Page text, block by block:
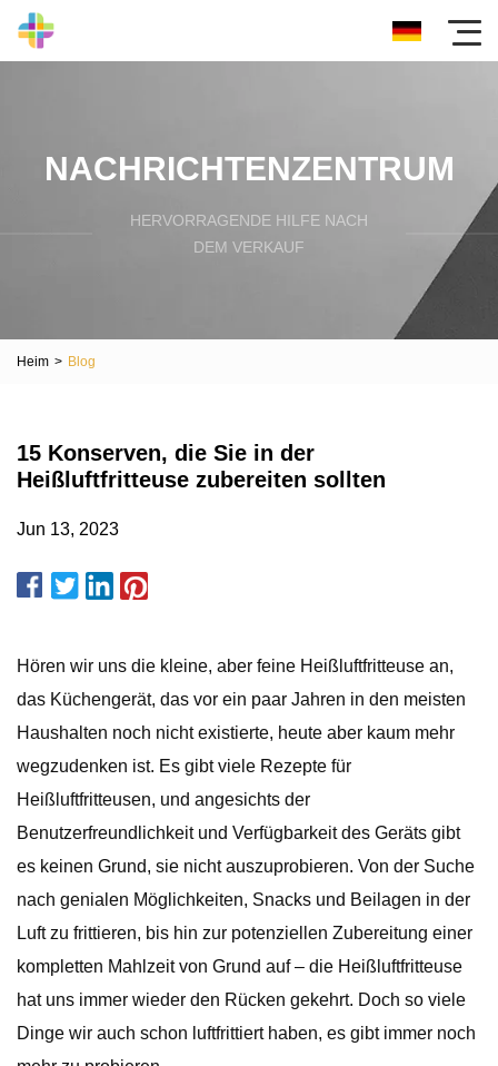
NACHRICHTENZENTRUM
HERVORRAGENDE HILFE NACH
DEM VERKAUF
Heim > Blog
15 Konserven, die Sie in der
Heißluftfritteuse zubereiten sollten
Jun 13, 2023
Hören wir uns die kleine, aber feine Heißluftfritteuse an,
das Küchengerät, das vor ein paar Jahren in den meisten
Haushalten noch nicht existierte, heute aber kaum mehr
wegzudenken ist. Es gibt viele Rezepte für
Heißluftfritteusen, und angesichts der
Benutzerfreundlichkeit und Verfügbarkeit des Geräts gibt
es keinen Grund, sie nicht auszuprobieren. Von der Suche
nach genialen Möglichkeiten, Snacks und Beilagen in der
Luft zu frittieren, bis hin zur potenziellen Zubereitung einer
kompletten Mahlzeit von Grund auf – die Heißluftfritteuse
hat uns immer wieder den Rücken gekehrt. Doch so viele
Dinge wir auch schon luftfrittiert haben, es gibt immer noch